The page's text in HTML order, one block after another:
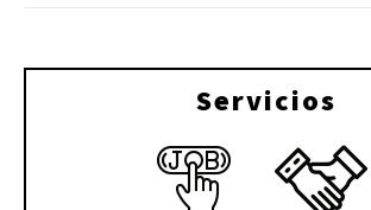
Servicios